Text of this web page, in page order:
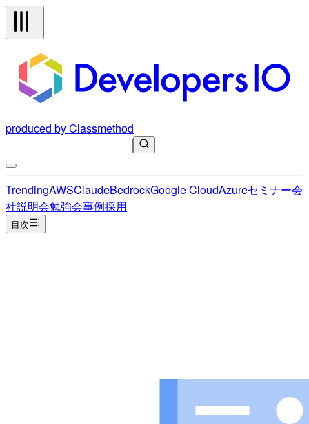
produced by Classmethod
TrendingAWSClaudeBedrockGoogle CloudAzureセミナー会
社説明会勉強会事例採用
目次